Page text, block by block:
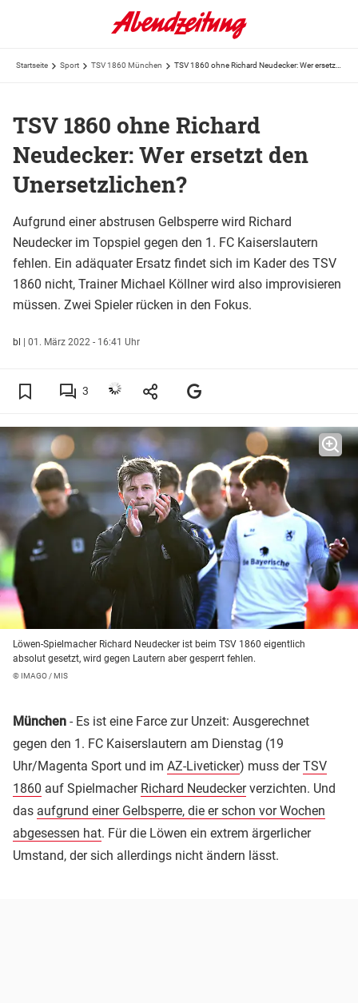
Startseite Sport TSV 1860 München
TSV 1860 ohne Richard
Neudecker: Wer ersetzt den
Unersetzlichen?
Aufgrund einer abstrusen Gelbsperre wird Richard
Neudecker im Topspiel gegen den 1. FC Kaiserslautern
fehlen. Ein adäquater Ersatz findet sich im Kader des TSV
1860 nicht, Trainer Michael Köllner wird also improvisieren
müssen. Zwei Spieler rücken in den Fokus.
bl | 01. März 2022 - 16:41 Uhr
3
Löwen-Spielmacher Richard Neudecker ist beim TSV 1860 eigentlich
absolut gesetzt, wird gegen Lautern aber gesperrt fehlen.
© IMAGO / MIS
München - Es ist eine Farce zur Unzeit: Ausgerechnet
gegen den 1. FC Kaiserslautern am Dienstag (19
Uhr/Magenta Sport und im AZ-Liveticker) muss derTSV
1860 auf Spielmacher Richard Neudeckerverzichten. Und
das aufgrund einer Gelbsperre, die er schon vor Wochen
abgesessen hat. Für die Löwen ein extrem ärgerlicher
Umstand, der sich allerdings nicht ändern lässt.